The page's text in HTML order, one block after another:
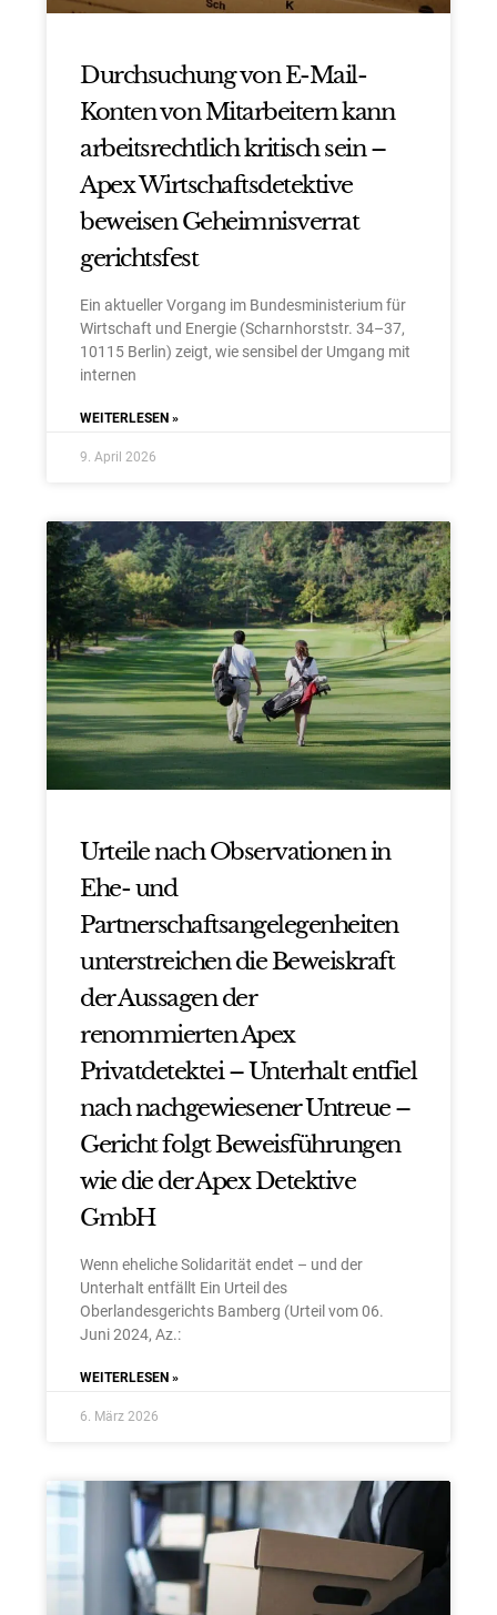
Durchsuchung von E-Mail-
Konten von Mitarbeitern kann
arbeitsrechtlich kritisch sein –
Apex Wirtschaftsdetektive
beweisen Geheimnisverrat
gerichtsfest
Ein aktueller Vorgang im Bundesministerium für
Wirtschaft und Energie (Scharnhorststr. 34–37,
10115 Berlin) zeigt, wie sensibel der Umgang mit
internen
WEITERLESEN »
9. April 2026
Urteile nach Observationen in
Ehe- und
Partnerschaftsangelegenheiten
unterstreichen die Beweiskraft
der Aussagen der
renommierten Apex
Privatdetektei – Unterhalt entfiel
nach nachgewiesener Untreue –
Gericht folgt Beweisführungen
wie die der Apex Detektive
GmbH
Wenn eheliche Solidarität endet – und der
Unterhalt entfällt Ein Urteil des
Oberlandesgerichts Bamberg (Urteil vom 06.
Juni 2024, Az.:
WEITERLESEN »
6. März 2026